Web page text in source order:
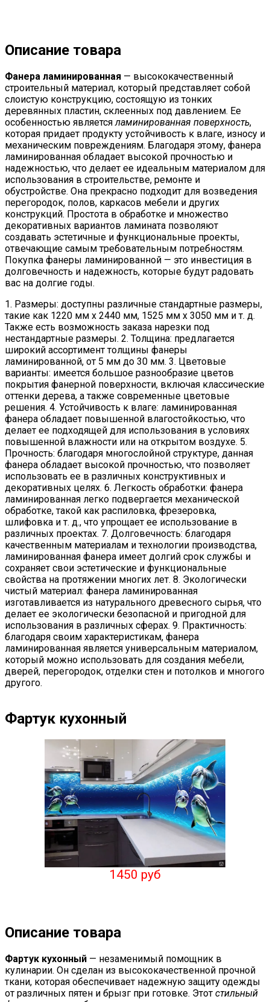
Описание товара
Фанера ламинированная — высококачественный
строительный материал, который представляет собой
слоистую конструкцию, состоящую из тонких
деревянных пластин, склеенных под давлением. Ее
особенностью являетсяламинированная поверхность,
которая придает продукту устойчивость к влаге, износу и
механическим повреждениям. Благодаря этому, фанера
ламинированная обладает высокой прочностью и
надежностью, что делает ее идеальным материалом для
использования в строительстве, ремонте и
обустройстве. Она прекрасно подходит для возведения
перегородок, полов, каркасов мебели и других
конструкций. Простота в обработке и множество
декоративных вариантов ламината позволяют
создавать эстетичные и функциональные проекты,
отвечающие самым требовательным потребностям.
Покупка фанеры ламинированной — это инвестиция в
долговечность и надежность, которые будут радовать
вас на долгие годы.
1. Размеры: доступны различные стандартные размеры,
такие как 1220 мм х 2440 мм, 1525 мм х 3050 мм и т. д.
Также есть возможность заказа нарезки под
нестандартные размеры. 2. Толщина: предлагается
широкий ассортимент толщины фанеры
ламинированной, от 5 мм до 30 мм. 3. Цветовые
варианты: имеется большое разнообразие цветов
покрытия фанерной поверхности, включая классические
оттенки дерева, а также современные цветовые
решения. 4. Устойчивость к влаге: ламинированная
фанера обладает повышенной влагостойкостью, что
делает ее подходящей для использования в условиях
повышенной влажности или на открытом воздухе. 5.
Прочность: благодаря многослойной структуре, данная
фанера обладает высокой прочностью, что позволяет
использовать ее в различных конструктивных и
декоративных целях. 6. Легкость обработки: фанера
ламинированная легко подвергается механической
обработке, такой как распиловка, фрезеровка,
шлифовка и т. д., что упрощает ее использование в
различных проектах. 7. Долговечность: благодаря
качественным материалам и технологии производства,
ламинированная фанера имеет долгий срок службы и
сохраняет свои эстетические и функциональные
свойства на протяжении многих лет. 8. Экологически
чистый материал: фанера ламинированная
изготавливается из натурального древесного сырья, что
делает ее экологически безопасной и пригодной для
использования в различных сферах. 9. Практичность:
благодаря своим характеристикам, фанера
ламинированная является универсальным материалом,
который можно использовать для создания мебели,
дверей, перегородок, отделки стен и потолков и многого
другого.
Фартук кухонный
1450 руб
Описание товара
Фартук кухонный — незаменимый помощник в
кулинарии. Он сделан из высококачественной прочной
ткани, которая обеспечивает надежную защиту одежды
от различных пятен и брызг при готовке. Этот стильный